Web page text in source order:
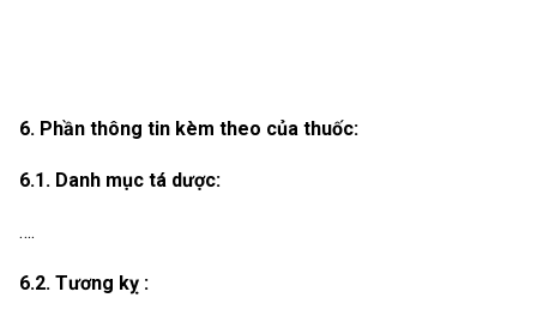
6. Phần thông tin kèm theo của thuốc:
6.1. Danh mục tá dược:
….
6.2. Tương kỵ :